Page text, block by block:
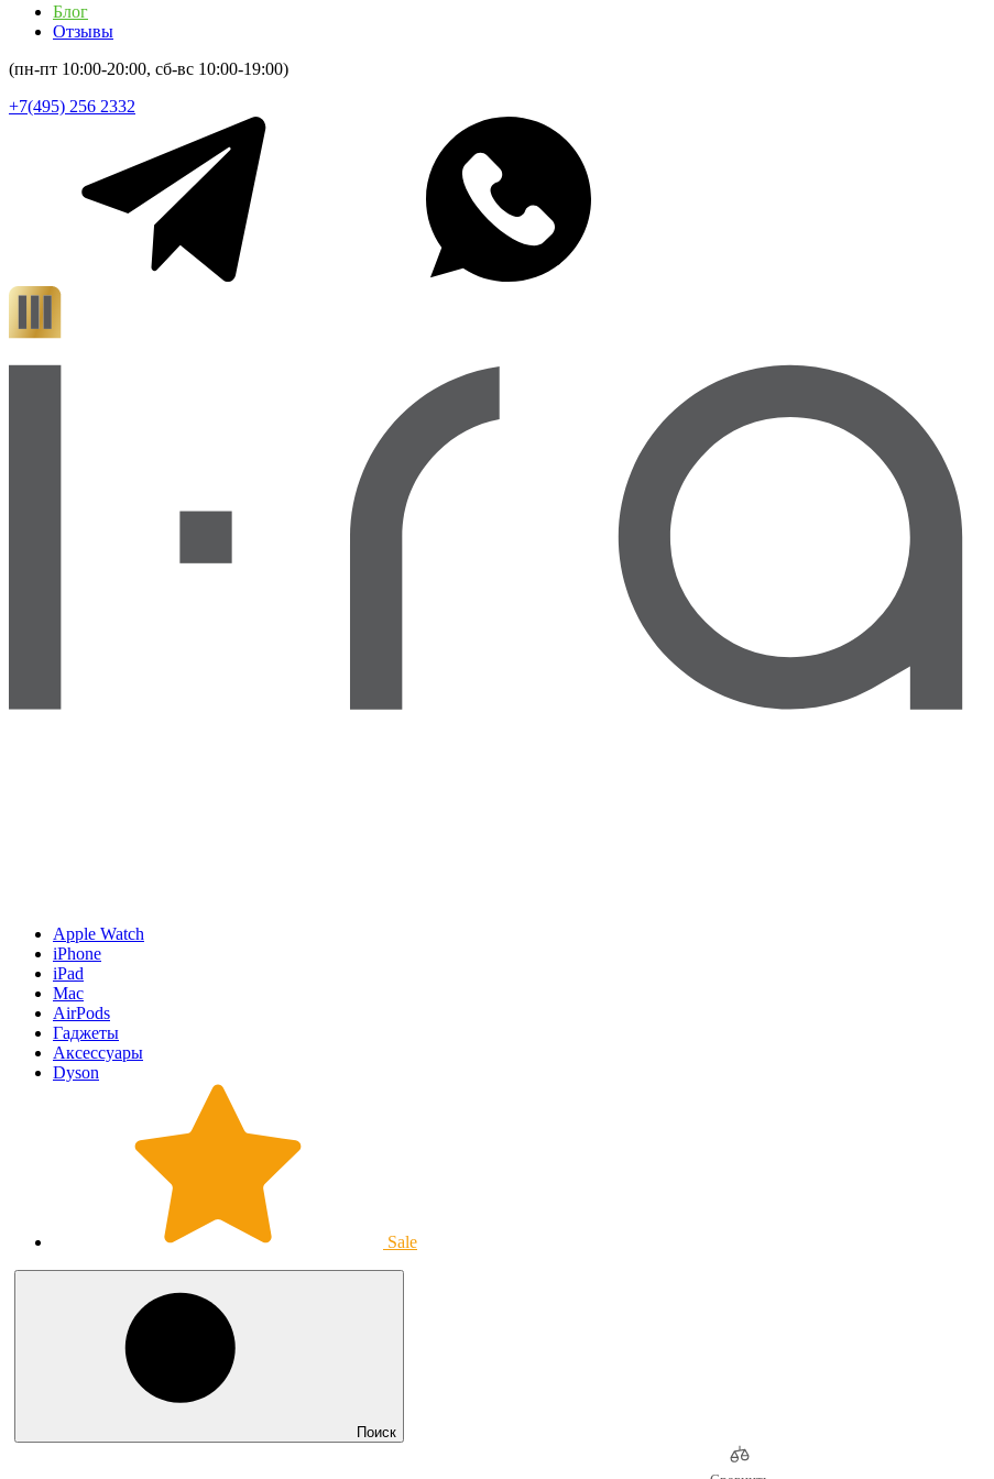
Блог
Отзывы
(пн-пт 10:00-20:00, сб-вс 10:00-19:00)
+7(495) 256 2332
Apple Watch
iPhone
iPad
Mac
AirPods
Гаджеты
Аксессуары
Dyson
Sale
Поиск